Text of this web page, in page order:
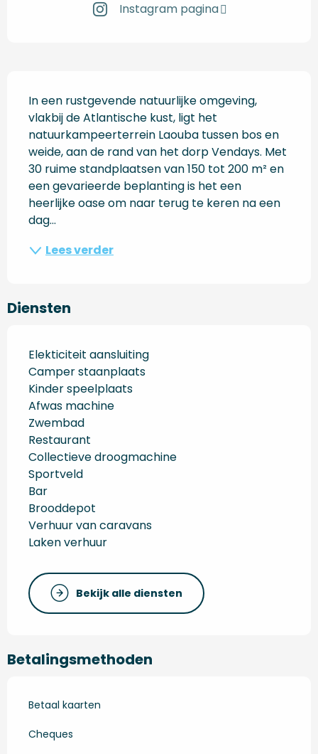
Instagram pagina
In een rustgevende natuurlijke omgeving,
vlakbij de Atlantische kust, ligt het
natuurkampeerterrein Laouba tussen bos en
weide, aan de rand van het dorp Vendays. Met
30 ruime standplaatsen van 150 tot 200 m² en
een gevarieerde beplanting is het een
heerlijke oase om naar terug te keren na een
dag...
Lees verder
Diensten
Elekticiteit aansluiting
Camper staanplaats
Kinder speelplaats
Afwas machine
Zwembad
Restaurant
Collectieve droogmachine
Sportveld
Bar
Brooddepot
Verhuur van caravans
Laken verhuur
Bekijk alle diensten
Betalingsmethoden
Betaal kaarten
Cheques